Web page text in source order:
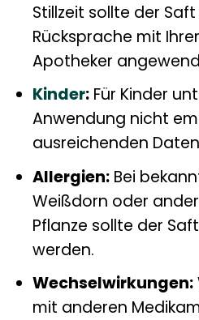
Stillzeit sollte der
Rücksprache mit
Apotheker
Kinder:Für Kinder
Anwendung nicht
ausreichenden
Allergien:Bei
Weißdorn oder
Pflanze sollte der
werden.
Wechselwirkungen:
mit anderen